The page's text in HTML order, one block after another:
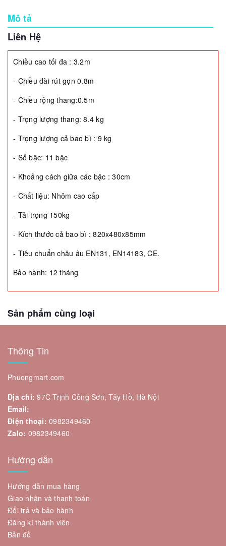
Mô tả
Liên Hệ
Chiều cao tối đa : 3.2m
- Chiều dài rút gọn 0.8m
- Chiều rộng thang:0.5m
- Trọng lượng thang: 8.4 kg
- Trọng lượng cả bao bì : 9 kg
- Số bậc: 11 bậc
- Khoảng cách giữa các bậc : 30cm
- Chất liệu: Nhôm cao cấp
- Tải trọng 150kg
- Kích thước cả bao bì : 820x480x85mm
- Tiêu chuẩn châu âu EN131, EN14183, CE.
Bảo hành: 12 tháng
Sản phẩm cùng loại
Thông Tin
Phuongmart.com
Địa chỉ: 97C Trịnh Công Sơn, Tây Hồ, Hà Nội
Email:
Điện thoại: 0982349460
Zalo: 0982349460
Hướng dẫn
Hướng dẫn mua hàng
Giao nhận và thanh toán
Đổi trả và bảo hành
Đăng kí thành viên
Bản đồ